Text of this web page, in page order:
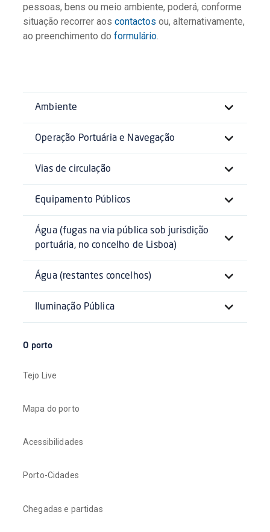
pessoas, bens ou meio ambiente, poderá, conforme
situação recorrer aoscontactosou, alternativamente,
ao preenchimento doformulário
Ambiente
Operação Portuária e Navegação
Vias de circulação
Equipamento Públicos
Água (fugas na via pública sob jurisdição
portuária, no concelho de Lisboa)
Água (restantes concelhos)
Iluminação Pública
O porto
Tejo Live
Mapa do porto
Acessibilidades
Porto-Cidades
Chegadas e partidas